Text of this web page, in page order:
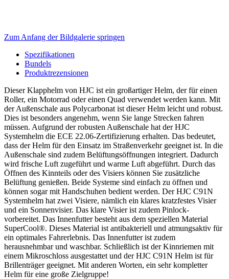
Zum Anfang der Bildgalerie springen
Spezifikationen
Bundels
Produktrezensionen
Dieser Klapphelm von HJC ist ein großartiger Helm, der für einen
Roller, ein Motorrad oder einen Quad verwendet werden kann. Mit
der Außenschale aus Polycarbonat ist dieser Helm leicht und robust.
Dies ist besonders angenehm, wenn Sie lange Strecken fahren
müssen. Aufgrund der robusten Außenschale hat der HJC
Systemhelm die ECE 22.06-Zertifizierung erhalten. Das bedeutet,
dass der Helm für den Einsatz im Straßenverkehr geeignet ist. In die
Außenschale sind zudem Belüftungsöffnungen integriert. Dadurch
wird frische Luft zugeführt und warme Luft abgeführt. Durch das
Öffnen des Kinnteils oder des Visiers können Sie zusätzliche
Belüftung genießen. Beide Systeme sind einfach zu öffnen und
können sogar mit Handschuhen bedient werden. Der HJC C91N
Systemhelm hat zwei Visiere, nämlich ein klares kratzfestes Visier
und ein Sonnenvisier. Das klare Visier ist zudem Pinlock-
vorbereitet. Das Innenfutter besteht aus dem speziellen Material
SuperCool®. Dieses Material ist antibakteriell und atmungsaktiv für
ein optimales Fahrerlebnis. Das Innenfutter ist zudem
herausnehmbar und waschbar. Schließlich ist der Kinnriemen mit
einem Mikroschloss ausgestattet und der HJC C91N Helm ist für
Brillenträger geeignet. Mit anderen Worten, ein sehr kompletter
Helm für eine große Zielgruppe!